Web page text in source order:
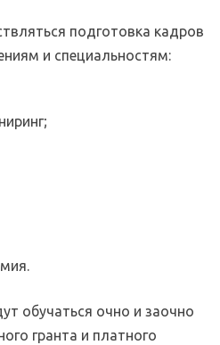
подготовка кадров
и специальностям:
обучаться очно и заочно
гранта и платного